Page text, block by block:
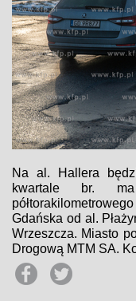
Na al. Hallera
kwartale br.
Gdańska od al.
Wrzeszcza. Miasto
Drogową MTM SA.